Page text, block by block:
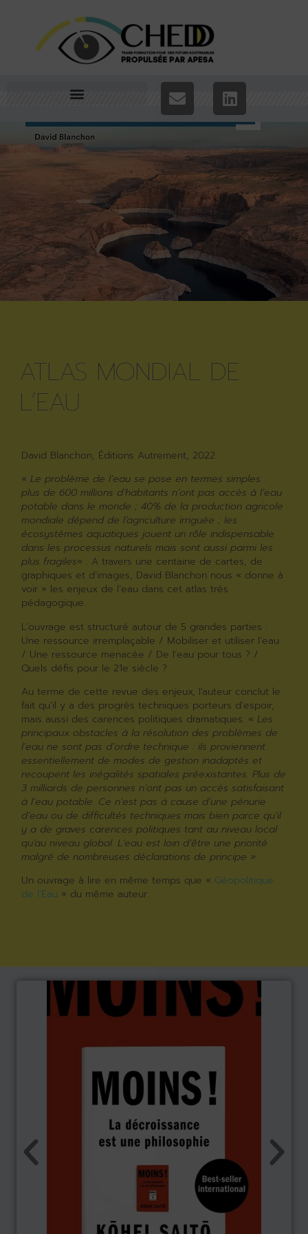
ATLAS MONDIAL DE
L’EAU
David Blanchon, Éditions Autrement, 2022
«Le problème de l’eau se pose en termes simples :
plus de 600 millions d’habitants n’ont pas accès à l’eau
potable dans le monde ; 40% de la production agricole
mondiale dépend de l’agriculture irriguée ; les
écosystèmes aquatiques jouent un rôle indispensable
dans les processus naturels mais sont aussi parmi les
plus fragiles« . A travers une centaine de cartes, de
graphiques et d’images, David Blanchon nous « donne à
voir » les enjeux de l’eau dans cet atlas très
pédagogique.
L’ouvrage est structuré autour de 5 grandes parties :
Une ressource irremplaçable / Mobiliser et utiliser l’eau
/ Une ressource menacée / De l’eau pour tous ? /
Quels défis pour le 21e siècle ?
Au terme de cette revue des enjeux, l’auteur conclut le
fait qu’il y a des progrès techniques porteurs d’espoir,
mais aussi des carences politiques dramatiques. «Les
principaux obstacles à la résolution des problèmes de
l’eau ne sont pas d’ordre technique : ils proviennent
essentiellement de modes de gestion inadaptés et
recoupent les inégalités spatiales préexistantes. Plus de
3 milliards de personnes n’ont pas un accès satisfaisant
à l’eau potable. Ce n’est pas à cause d’une pénurie
d’eau ou de difficultés techniques mais bien parce qu’il
y a de graves carences politiques tant au niveau local
qu’au niveau global. L’eau est loin d’être une priorité
malgré de nombreuses déclarations de principe ».
Un ouvrage à lire en même temps que « Géopolitique
de l’Eau » du même auteur.